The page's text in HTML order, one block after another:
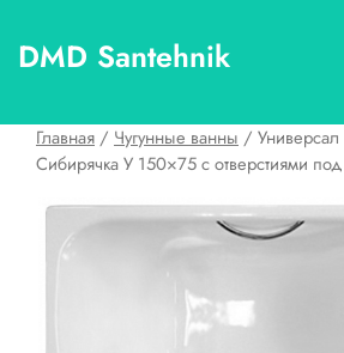
содержимому
DMD Santehnik
Главная / Чугунные ванны / Универсал
Сибирячка У 150×75 с отверстиями под